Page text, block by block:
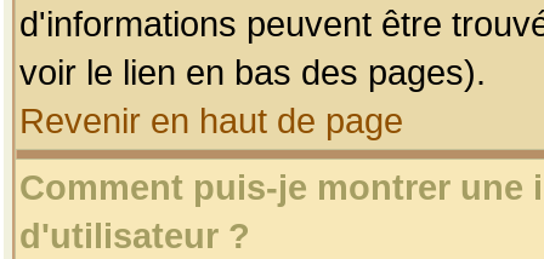
d'informations peuvent être
voir le lien en bas des pages).
Revenir en haut de page
Comment puis-je montrer une
d'utilisateur ?